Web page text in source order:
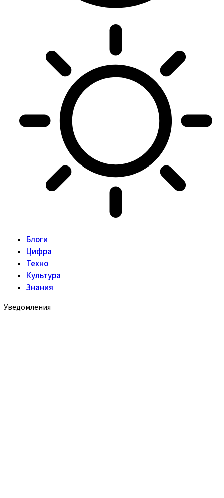
Блоги
Цифра
Техно
Культура
Знания
Уведомления